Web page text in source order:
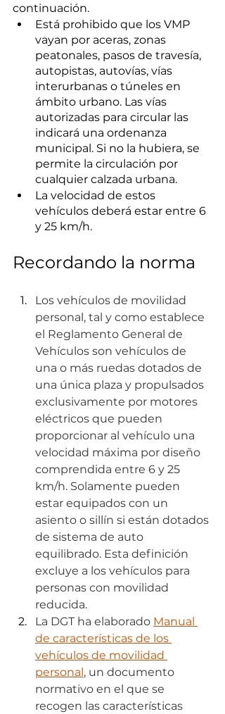
continuación.
Está prohibido que los VMP
vayan por aceras, zonas
peatonales, pasos de travesía,
autopistas, autovías, vías
interurbanas o túneles en
ámbito urbano. Las vías
autorizadas para circular las
indicará una ordenanza
municipal. Si no la hubiera, se
permite la circulación por
cualquier calzada urbana.
La velocidad de estos
vehículos deberá estar entre 6
y 25 km/h.
Recordando la norma
Los vehículos de movilidad
personal, tal y como establece
el Reglamento General de
Vehículos son vehículos de
una o más ruedas dotados de
una única plaza y propulsados
exclusivamente por motores
eléctricos que pueden
proporcionar al vehículo una
velocidad máxima por diseño
comprendida entre 6 y 25
km/h. Solamente pueden
estar equipados con un
asiento o sillín si están dotados
de sistema de auto
equilibrado. Esta definición
excluye a los vehículos para
personas con movilidad
reducida.
La DGT ha elaborado Manual
de características de los
vehículos de movilidad
personal, un documento
normativo en el que se
recogen las características